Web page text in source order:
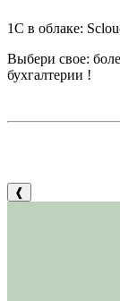
1С в облаке:
Выбери свое: б
бухгалтерии !
❰